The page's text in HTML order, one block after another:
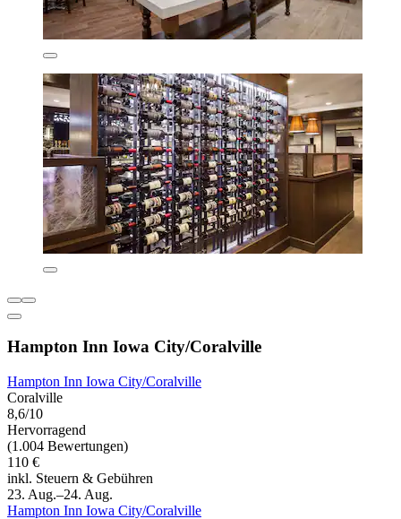
Hampton Inn Iowa City/Coralville
Hampton Inn Iowa City/Coralville
Coralville
8,6/10
Hervorragend
(1.004 Bewertungen)
110 €
inkl. Steuern & Gebühren
23. Aug.–24. Aug.
Hampton Inn Iowa City/Coralville